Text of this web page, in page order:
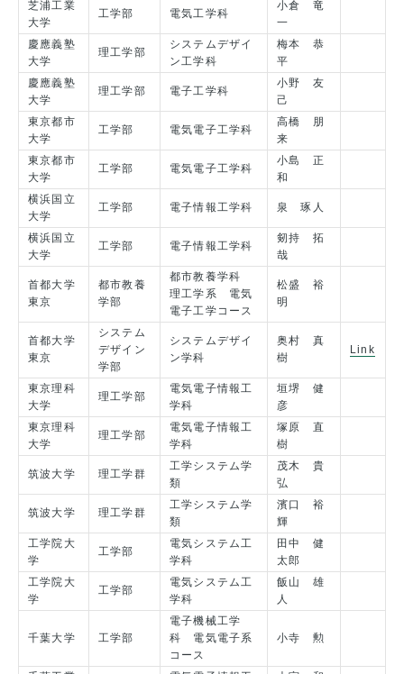
芝浦工業
大学
工学部 電気工学科
小倉 竜
一
慶應義塾
大学
理工学部
システムデザイ
ン工学科
梅本 恭
平
慶應義塾
大学
理工学部 電子工学科
小野 友
己
東京都市
大学
工学部 電気電子工学科
高橋 朋
来
東京都市
大学
工学部 電気電子工学科
小島 正
和
横浜国立
大学
工学部 電子情報工学科 泉 琢人
横浜国立
大学
工学部 電子情報工学科
剱持 拓
哉
首都大学
東京
都市教養
学部
都市教養学科
理工学系 電気
電子工学コース
松盛 裕
明
首都大学
東京
システム
デザイン
学部
システムデザイ
ン学科
奥村 真
樹
Link
東京理科
大学
理工学部
電気電子情報工
学科
垣堺 健
彦
東京理科
大学
理工学部
電気電子情報工
学科
塚原 直
樹
筑波大学 理工学群
工学システム学
類
茂木 貴
弘
筑波大学 理工学群
工学システム学
類
濱口 裕
輝
工学院大
学
工学部
電気システム工
学科
田中 健
太郎
工学院大
学
工学部
電気システム工
学科
飯山 雄
人
千葉大学 工学部
電子機械工学
科 電気電子系
コース
小寺 勲